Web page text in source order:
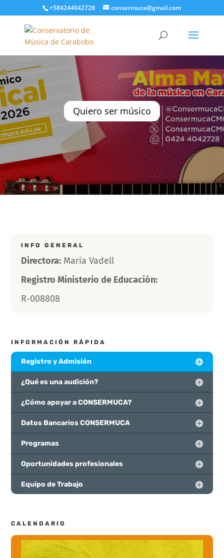
+584244042728 consermuca@gmail.com
Quiero ser músico
INFO GENERAL
Directora: María Vadell
Registro Ministerio de Educación:
R-008808
INFORMACIÓN RÁPIDA
Registro y Admisión
¿Qué es una audición?
¿Cómo apoyar a CONSERMUCA?
Datos Bancarios CONSERMUCA
Programas
Oportunidades profesionales
Equipo de Trabajo
CALENDARIO